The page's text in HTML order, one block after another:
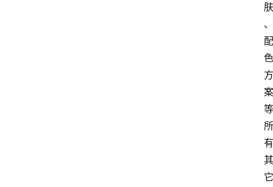
肤
、
配
色
方
案
等
所
有
其
它